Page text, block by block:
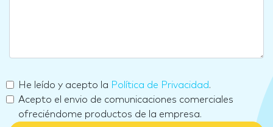
He leído y acepto la Política de Privacidad.
Acepto el envio de comunicaciones comerciales
ofreciéndome productos de la empresa.